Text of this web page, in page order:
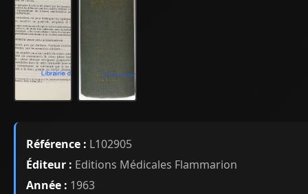
Référence : L102905
Éditeur : Editions Médicales Flammarion
Année : 1963